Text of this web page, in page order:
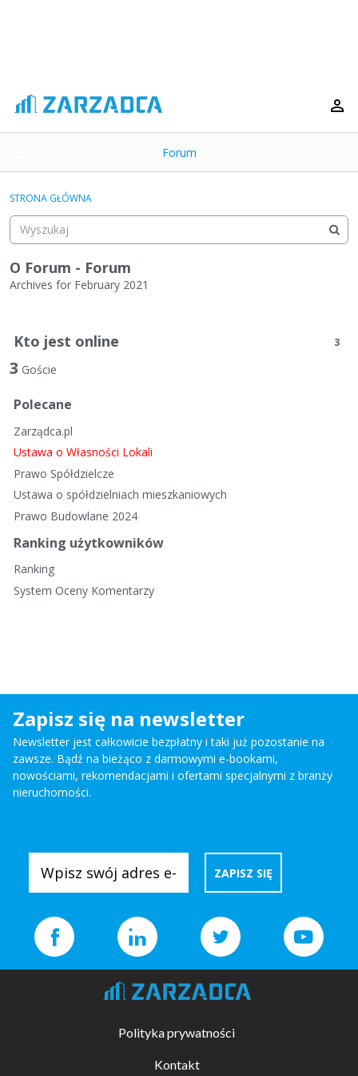
o
g
e
m
e
n
Forum
Kategorie
Dyskusje
Aktywność
STRONA GŁÓWNA
O Forum - Forum
Archives for February 2021
s
t
d
s
k
u
s
n
Kto jest online 3
3 Goście
Polecane
Zarządca.pl
Ustawa o Własności Lokali
Prawo Spółdzielcze
Ustawa o spółdzielniach mieszkaniowych
Prawo Budowlane 2024
Ranking użytkowników
Ranking
System Oceny Komentarzy
Zapisz się na newsletter
Newsletter jest całkowicie bezpłatny i taki już pozostanie na
zawsze. Bądź na bieżąco z darmowymi e-bookami,
nowościami, rekomendacjami i ofertami specjalnymi z branży
nieruchomości.
Polityka prywatności
Kontakt